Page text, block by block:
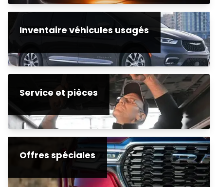
Inventaire véhicules usagés
Service et pièces
Offres spéciales